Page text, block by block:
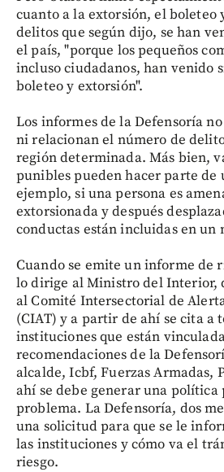
cuanto a la extorsión, el
delitos que según dijo, se han
el país, "porque los pequeños
incluso ciudadanos, han venido
boleteo y extorsión".
Los informes de la Defensoría
ni relacionan el número de
región determinada. Más bien,
punibles pueden hacer parte de
ejemplo, si una persona es
extorsionada y después
conductas están incluidas en un
Cuando se emite un informe de
lo dirige al Ministro del Interior,
al Comité Intersectorial de
(CIAT) y a partir de ahí se cita a
instituciones que están
recomendaciones de la
alcalde, Icbf, Fuerzas Armadas,
ahí se debe generar una
problema. La Defensoría, dos
una solicitud para que se le
las instituciones y cómo va el
riesgo.